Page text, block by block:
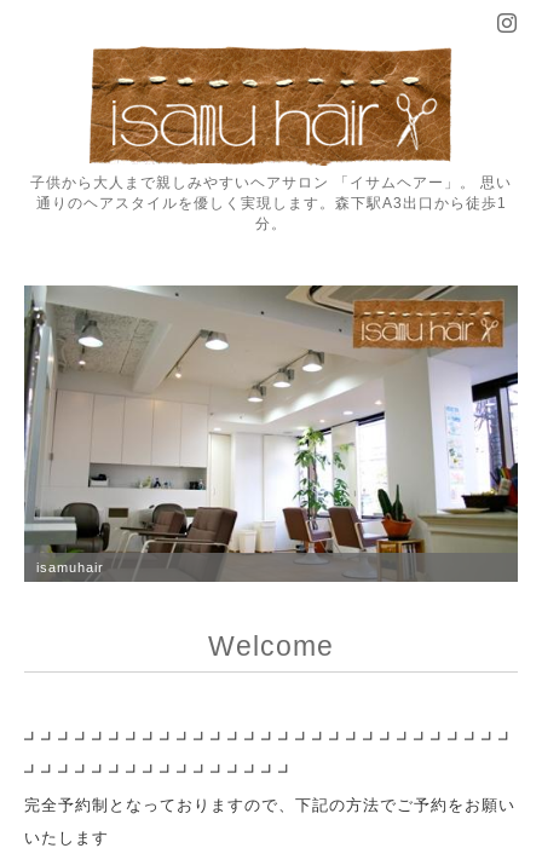
子供から大人まで親しみやすいヘアサロン 「イサムヘアー」。 思い
通りのヘアスタイルを優しく実現します。森下駅A3出口から徒歩1
分。
isamuhair
Welcome
┛┛┛┛┛┛┛┛┛┛┛┛┛┛┛┛┛┛┛┛┛┛┛┛┛┛┛┛┛
┛┛┛┛┛┛┛┛┛┛┛┛┛┛┛┛
完全予約制となっておりますので、下記の方法でご予約をお願い
いたします